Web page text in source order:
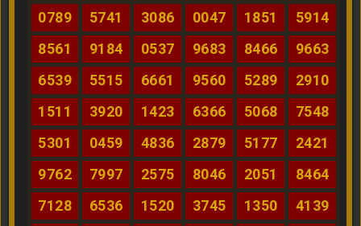
0789
5741 3086 0047 1851
5914
8561
9184 0537 9683 8466
9663
6539
5515 6661 9560 5289
2910
1511
3920 1423 6366 5068
7548
5301
0459 4836 2879 5177
2421
9762
7997 2575 8046 2051
8464
7128
6536 1520 3745 1350 4139